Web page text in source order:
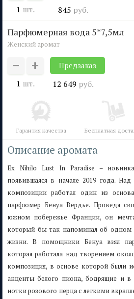
1 шт. 845 руб.
парфюмерная вода 5*7,5мл
Женский аромат
1 шт.
Предзаказ
12 649 руб.
Гарантия качества Бесплатная
Описание аромата
Ex Nihilo Lust In Paradise –
появившаяся в начале 2019 года.
композиции работал один из
парфюмер Бенуа Вердье. Проведя
южном побережье Франции, он
который бы так напоминал об одном
жизни. В помощники Бенуа взял
которая работала над творением
композиция, в основе которой были
акценты белого пиона, бодрящие и
нотки розового перца с легкими